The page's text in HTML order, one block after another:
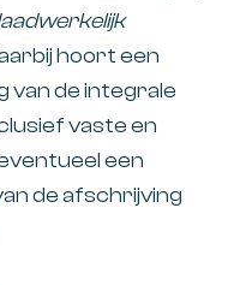
hoort een
van de integrale
vaste en
een
de afschrijving